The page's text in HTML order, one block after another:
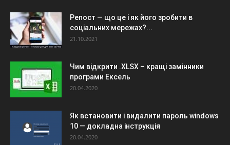
Репост — що це і як його зробити в
соціальних мережах?...
21.10.2021
Чим відкрити .XLSX – кращі замінники
програми Ексель
20.04.2020
Як встановити і видалити пароль windows
10 — докладна інструкція
20.04.2020